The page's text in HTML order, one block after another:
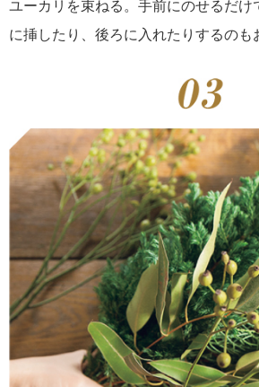
ユーカリを束ねる。手前にのせるだけ
に挿したり、後ろに入れたりするのも